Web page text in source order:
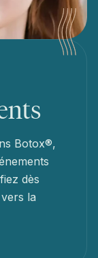
Botox®,
dès
la